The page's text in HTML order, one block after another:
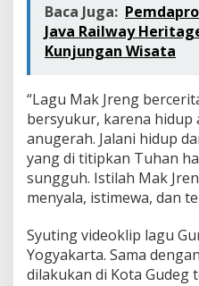
Baca Juga:
Java Railway
Kunjungan Wisata
“Lagu Mak Jreng
bersyukur, karena hidup
anugerah. Jalani hidup
yang di titipkan Tuhan
sungguh. Istilah Mak
menyala, istimewa, dan
Syuting videoklip lagu
Yogyakarta. Sama
dilakukan di Kota Gudeg